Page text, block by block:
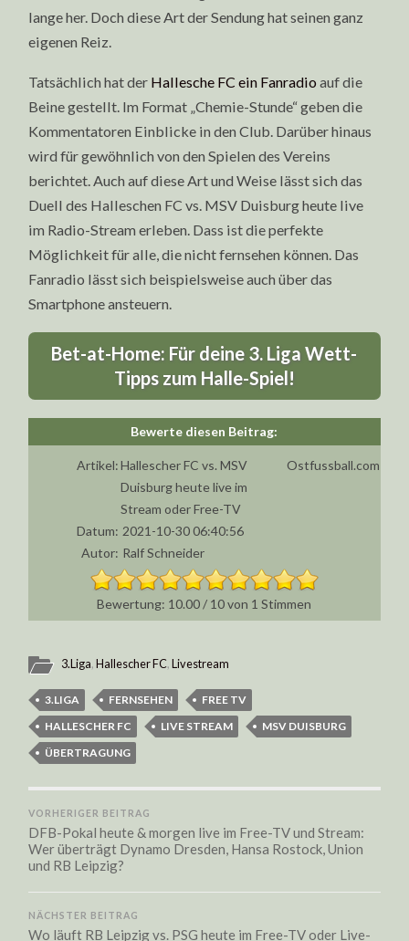
lange her. Doch diese Art der Sendung hat seinen ganz
eigenen Reiz.
Tatsächlich hat der Hallesche FC ein Fanradio auf die
Beine gestellt. Im Format „Chemie-Stunde“ geben die
Kommentatoren Einblicke in den Club. Darüber hinaus
wird für gewöhnlich von den Spielen des Vereins
berichtet. Auch auf diese Art und Weise lässt sich das
Duell des Halleschen FC vs. MSV Duisburg heute live
im Radio-Stream erleben. Dass ist die perfekte
Möglichkeit für alle, die nicht fernsehen können. Das
Fanradio lässt sich beispielsweise auch über das
Smartphone ansteuern.
Bet-at-Home: Für deine 3. Liga Wett-
Tipps zum Halle-Spiel!
Artikel:Hallescher FC vs. MSV
Duisburg heute live im
Stream oder Free-TV
Ostfussball.com
Datum: 2021-10-30 06:40:56
Autor: Ralf Schneider
10.00/ 10von 1 Stimmen
3.Liga,Hallescher FC,Livestream
3.LIGA FERNSEHEN
FREE TV
HALLESCHER FC
LIVE STREAM
MSV DUISBURG
ÜBERTRAGUNG
VORHERIGER BEITRAG
DFB-Pokal heute & morgen live im Free-TV und Stream:
Wer überträgt Dynamo Dresden, Hansa Rostock, Union
und RB Leipzig?
NÄCHSTER BEITRAG
Wo läuft RB Leipzig vs. PSG heute im Free-TV oder Live-